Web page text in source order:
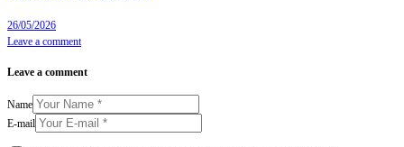
26/05/2026
Leave a comment
Leave a comment
Name
E-mail